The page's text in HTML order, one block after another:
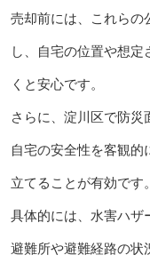
売却前には、これらの
し、自宅の位置や想
くと安心です。
さらに、淀川区で防災
自宅の安全性を客観
立てることが有効です。
具体的には、水害ハザ
避難所や避難経路の状